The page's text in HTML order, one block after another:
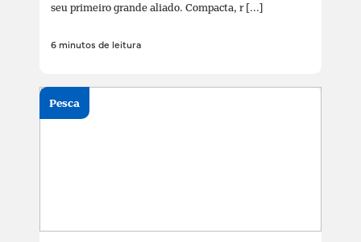
seu primeiro grande aliado. Compacta, r [...]
6 minutos de leitura
Pesca